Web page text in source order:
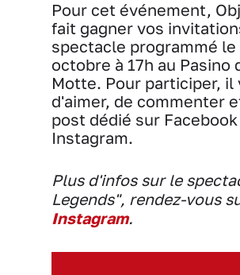
Pour cet événement,
fait gagner vos
spectacle programmé le
octobre à 17h au Pasino
Motte. Pour participer, il
d'aimer, de commenter
post dédié sur
Instagram.
Plus d'infos sur le
Legends", rendez-vous
Instagram.